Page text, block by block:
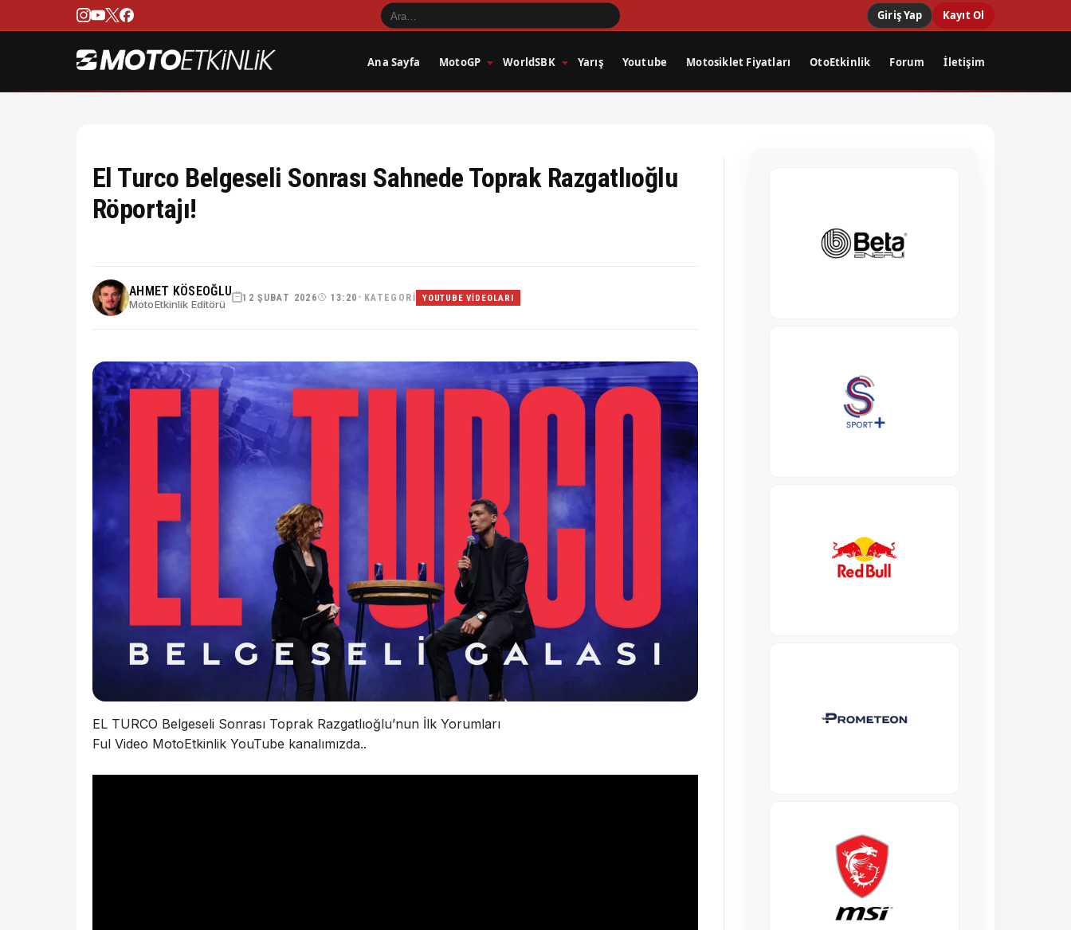
Giriş Yap Kayıt Ol
Ana Sayfa MotoGP WorldSBK Yarış Youtube Motosiklet Fiyatları OtoEtkinlik Forum İletişim
El Turco Belgeseli Sonrası Sahnede Toprak Razgatlıoğlu
Röportajı!
AHMET KÖSEOĞLU
MotoEtkinlik Editörü
12 ŞUBAT 2026 13:20 • KATEGORI YOUTUBE VIDEOLARI
EL TURCO Belgeseli Sonrası Toprak Razgatlıoğlu’nun İlk Yorumları
Ful Video MotoEtkinlik YouTube kanalımızda..